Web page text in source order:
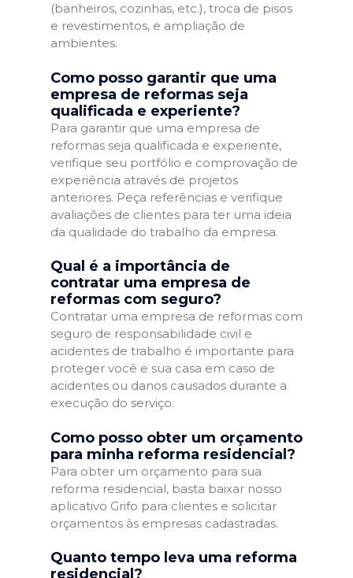
(banheiros, cozinhas, etc.), troca de pisos
e revestimentos, e ampliação de
ambientes.
Como posso garantir que uma
empresa de reformas seja
qualificada e experiente?
Para garantir que uma empresa de
reformas seja qualificada e experiente,
verifique seu portfólio e comprovação de
experiência através de projetos
anteriores. Peça referências e verifique
avaliações de clientes para ter uma ideia
da qualidade do trabalho da empresa.
Qual é a importância de
contratar uma empresa de
reformas com seguro?
Contratar uma empresa de reformas com
seguro de responsabilidade civil e
acidentes de trabalho é importante para
proteger você e sua casa em caso de
acidentes ou danos causados durante a
execução do serviço.
Como posso obter um orçamento
para minha reforma residencial?
Para obter um orçamento para sua
reforma residencial, basta baixar nosso
aplicativo Grifo para clientes e solicitar
orçamentos às empresas cadastradas.
Quanto tempo leva uma reforma
residencial?